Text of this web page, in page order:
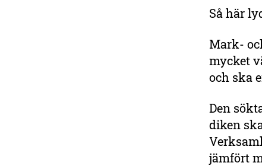
Så här
Mark-
mycket
och ska
Den
diken
jämfört